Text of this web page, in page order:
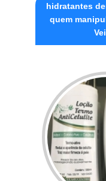
hidratantes
quem